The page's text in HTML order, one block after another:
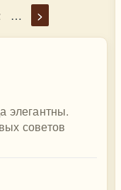
… >
элегантны.
советов